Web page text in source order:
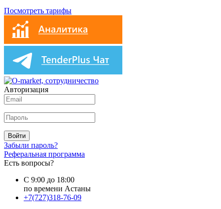
Посмотреть тарифы
Авторизация
Войти
Забыли пароль?
Реферальная программа
Есть вопросы?
С 9:00 до 18:00
по времени Астаны
+7(727)318-76-09